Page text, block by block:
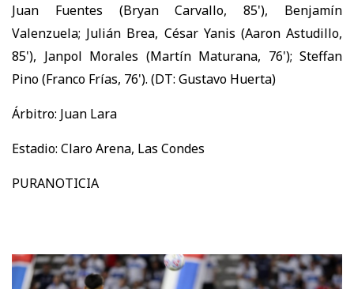
Juan Fuentes (Bryan Carvallo, 85'), Benjamín
Valenzuela; Julián Brea, César Yanis (Aaron Astudillo,
85'), Janpol Morales (Martín Maturana, 76'); Steffan
Pino (Franco Frías, 76'). (DT: Gustavo Huerta)
Árbitro: Juan Lara
Estadio: Claro Arena, Las Condes
PURANOTICIA